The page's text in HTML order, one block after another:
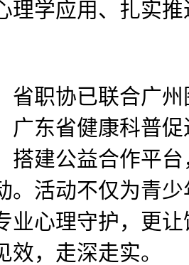
理学应用、扎实
职协已联合广州
广东省健康科普
搭建公益合作平
。活动不仅为青
业心理守护，更
效，走深走实。